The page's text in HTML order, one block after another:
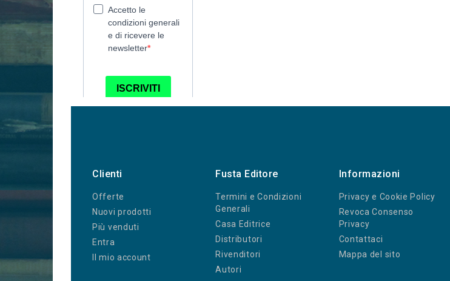
Clienti
Offerte
Nuovi prodotti
Più venduti
Entra
Il mio account
Fusta Editore
Termini e Condizioni
Generali
Casa Editrice
Distributori
Rivenditori
Autori
Informazioni
Privacy e Cookie Policy
Revoca Consenso
Privacy
Contattaci
Mappa del sito